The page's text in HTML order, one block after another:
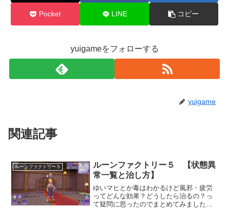
Pocket LINE コピー
yuigameをフォローする
yuigame
関連記事
ルーンファクトリー５
ルーンファクトリー５ 【状態異
常一覧と治し方】
ゆいマヒとか毒はわかるけど風邪・疲労
ってどんな効果？どうしたら治るの？っ
て疑問に思ったのでまとめてみました。